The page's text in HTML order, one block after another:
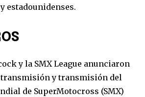
estadounidenses.
y la SMX League anunciaron
transmisión y transmisión del
de SuperMotocross (SMX)